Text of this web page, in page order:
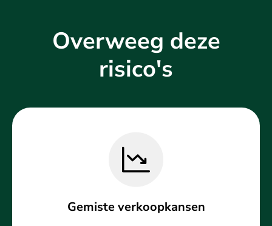
Overweeg deze
risico's
Gemiste verkoopkansen